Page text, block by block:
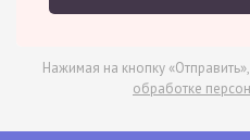
Нажимая на кнопку
обработке